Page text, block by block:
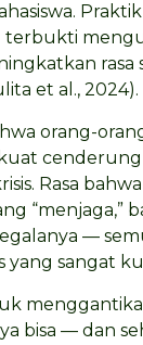
terbukti
rasa
et al., 2024).
orang-
Rasa
“menjaga,”
—
yang sangat
bisa — dan